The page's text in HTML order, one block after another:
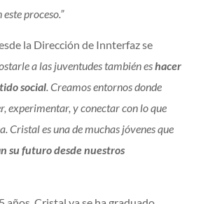
proceso.”
la Dirección de Innterfaz se
a las juventudes también eshacer
social. Creamos entornos donde
experimentar, y conectar con lo que
Cristal es una de muchas jóvenes que
su futuro desde nuestros